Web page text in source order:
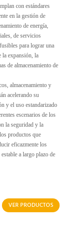
con estándares
en la gestión de
de energía,
de servicios
para lograr una
la expansión, la
de almacenamiento de
almacenamiento y
acelerando su
y el uso estandarizado
escenarios de los
la seguridad y la
productos que
eficazmente los
a largo plazo de
VER PRODUCTOS